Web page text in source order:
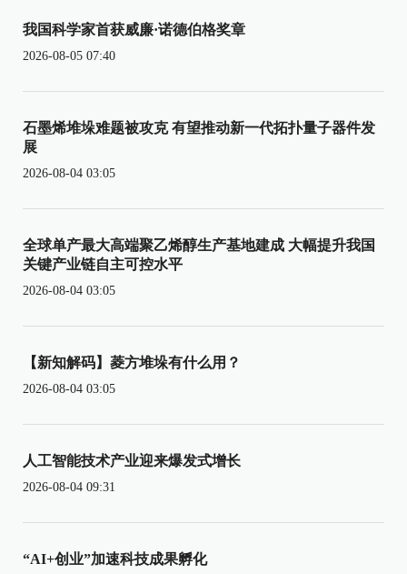
我国科学家首获威廉·诺德伯格奖章
2026-08-05 07:40
石墨烯堆垛难题被攻克 有望推动新一代拓扑量子器件发
展
2026-08-04 03:05
全球单产最大高端聚乙烯醇生产基地建成 大幅提升我国
关键产业链自主可控水平
2026-08-04 03:05
【新知解码】菱方堆垛有什么用？
2026-08-04 03:05
人工智能技术产业迎来爆发式增长
2026-08-04 09:31
“AI+创业”加速科技成果孵化